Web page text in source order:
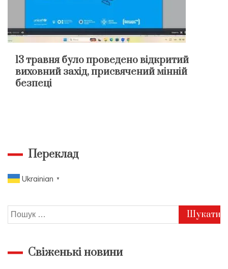
13 травня було проведено відкритий
виховний захід, присвячений мінній
безпеці
Переклад
Ukrainian ▼
Пошук:
Свіженькі новини